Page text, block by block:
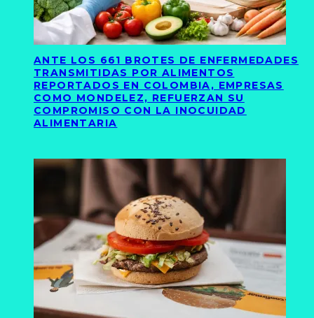
ANTE LOS 661 BROTES DE ENFERMEDADES
TRANSMITIDAS POR ALIMENTOS
REPORTADOS EN COLOMBIA, EMPRESAS
COMO MONDELEZ, REFUERZAN SU
COMPROMISO CON LA INOCUIDAD
ALIMENTARIA